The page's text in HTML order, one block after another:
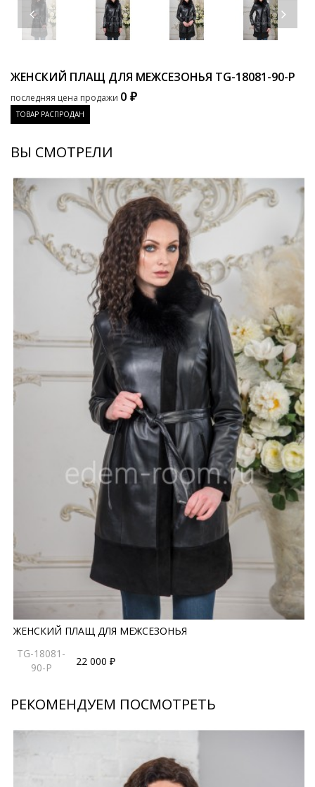
ЖЕНСКИЙ ПЛАЩ ДЛЯ МЕЖСЕЗОНЬЯ TG-18081-90-P
последняя цена продажи 0 ₽
ТОВАР РАСПРОДАН
ВЫ СМОТРЕЛИ
ЖЕНСКИЙ ПЛАЩ ДЛЯ МЕЖСЕЗОНЬЯ
TG-18081-
90-P
22 000 ₽
РЕКОМЕНДУЕМ ПОСМОТРЕТЬ